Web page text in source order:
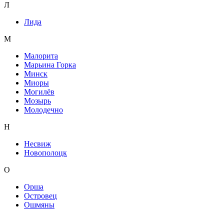
Л
Лида
М
Малорита
Марьина Горка
Минск
Миоры
Могилёв
Мозырь
Молодечно
Н
Несвиж
Новополоцк
О
Орша
Островец
Ошмяны